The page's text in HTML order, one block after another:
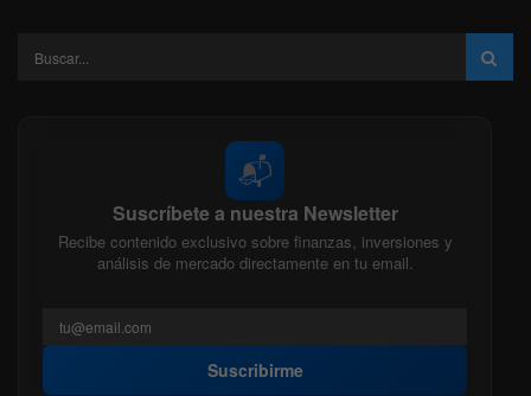
📬
Suscríbete a nuestra Newsletter
Recibe contenido exclusivo sobre finanzas, inversiones y
análisis de mercado directamente en tu email.
Suscribirme